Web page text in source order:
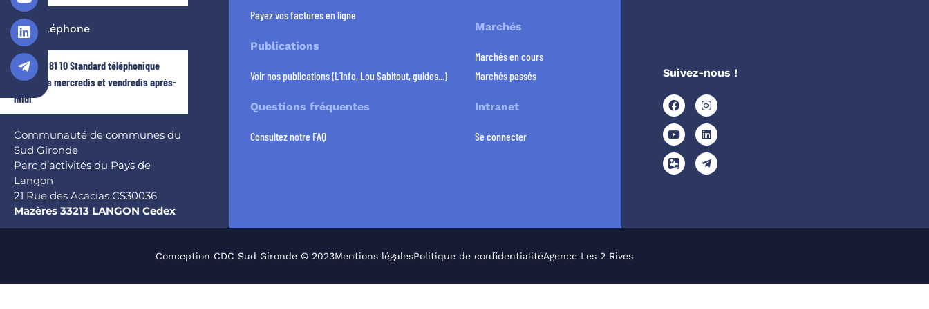
Par téléphone
05 56 63 81 10 Standard téléphonique
fermé les mercredis et vendredis après-
midi
Communauté de communes du
Sud Gironde
Parc d’activités du Pays de
Langon
21 Rue des Acacias CS30036
Mazères 33213 LANGON Cedex
Payez vos factures en ligne
Publications
Voir nos publications (L'info, Lou Sabitout, guides...)
Questions fréquentes
Consultez notre FAQ
Marchés
Marchés en cours
Marchés passés
Intranet
Se connecter
Suivez-nous !
Conception CDC Sud Gironde © 2023Mentions légalesPolitique de confidentialitéAgence Les 2 Rives